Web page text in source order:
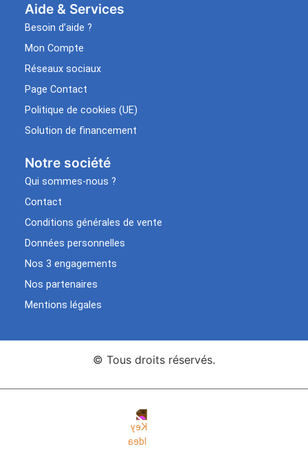
Aide & Services​
Besoin d’aide ?
Mon Compte
Réseaux sociaux
Page Contact
Politique de cookies (UE)
Solution de financement
Notre société
Qui sommes-nous ?
Contact
Conditions générales de vente
Données personnelles
Nos 3 engagements
Nos partenaires
Mentions légales
© Tous droits réservés.